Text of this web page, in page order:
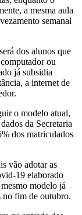
a mesma aula
semanal
dos alunos que
ou
já subsidia
a internet de
o modelo atual,
da Secretaria
dos matriculados
vão adotar as
19 elaborado
modelo já
no fim de outubro.